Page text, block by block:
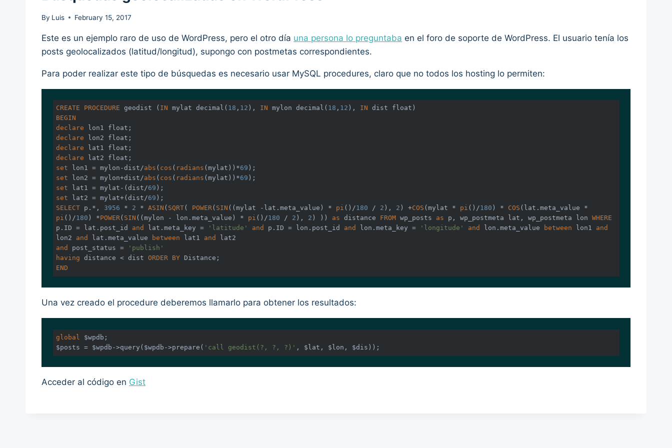
By Luis February 15, 2017
Este es un ejemplo raro de uso de WordPress, pero el otro día una persona lo preguntaba en el foro de soporte de WordPress. El usuario tenía los
posts geolocalizados (latitud/longitud), supongo con postmetas correspondientes.
Para poder realizar este tipo de búsquedas es necesario usar MySQL procedures, claro que no todos los hosting lo permiten:
CREATE PROCEDURE geodist ( IN mylat decimal ( 18 , 12 ), IN mylon decimal ( 18 , 12 ), IN dist float
BEGIN
declare lon1 float
declare lon2 float
declare lat1 float
declare lat2 float
set lon1 = mylon-dist/abs ( cos ( radians (mylat))*69
set lon2 = mylon+dist/abs ( cos ( radians (mylat))*69
set lat1 = mylat-(dist/69
set lat2 = mylat+(dist/69
SELECT p.*, 3956 * 2 * ASIN ( SQRT( POWER( SIN ((mylat -lat.meta_value) * pi ()/180 / 2 ), 2 ) +COS (mylat * pi ()/180 ) * COS
pi ()/180 ) *POWER( SIN ((mylon - lon.meta_value) * pi ()/180 / 2 ), 2 ) )) as distance FROM wp_posts as p, wp_postmeta lat, wp_postmeta lon WHERE
p.ID = lat.post_id and lat.meta_key = 'latitude' and p.ID = lon.post_id and lon.meta_key = 'longitude' and lon.meta_value between lon1 and
lon2 and lat.meta_value between lat1 and
and
post_status =
'publish'
having distance < dist ORDER BY
END
Una vez creado el procedure deberemos llamarlo para obtener los resultados:
global $wpdb;
$posts = $wpdb->query($wpdb->prepare( 'call geodist(?, ?, ?)' , $lat, $lon, $dis));
Acceder al código en Gist